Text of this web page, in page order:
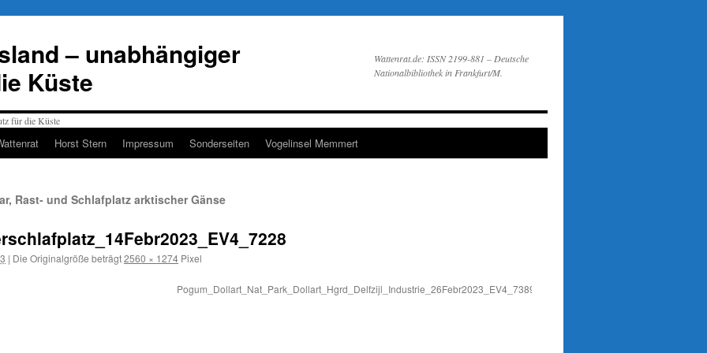
– unabhängiger
Küste
Wattenrat.de: ISSN 2199-881 – Deutsche
Nationalbibliothek in Frankfurt/M.
Horst Stern Impressum Sonderseiten Vogelinsel Memmert
Rast- und Schlafplatz arktischer Gänse
| Die Originalgröße beträgt2560 × 1274 Pixel
Pogum_Dollart_Nat_Park_Dollart_Hgrd_Delfzijl_Industrie_26Febr2023_EV4_7389